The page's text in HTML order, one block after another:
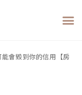
會毀到你的信用【房